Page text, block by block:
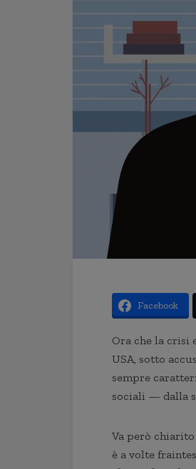
Facebook
Ora che la crisi
USA, sotto
sempre
sociali — dalla
Va però
è a volte